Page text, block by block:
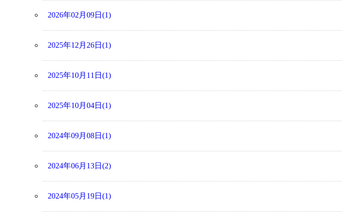
2026年02月09日(1)
2025年12月26日(1)
2025年10月11日(1)
2025年10月04日(1)
2024年09月08日(1)
2024年06月13日(2)
2024年05月19日(1)